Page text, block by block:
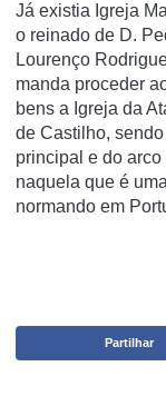
Já existia Igreja
o reinado de D.
Lourenço
manda proceder
bens a Igreja da
de Castilho,
principal e do
naquela que é
normando em
Partilhar